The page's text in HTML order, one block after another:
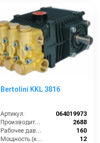
Bertolini KKL 3816
Артикул:
064019973
Производительность (л/ч):
2688
Рабочее давление (бар):
160
Мощность (кВт):
12